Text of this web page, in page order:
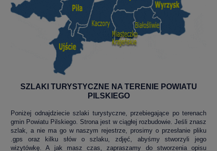
SZLAKI TURYSTYCZNE NA TERENIE POWIATU
PILSKIEGO
Poniżej odnajdziecie szlaki turystyczne, przebiegające po terenach
gmin Powiatu Pilskiego. Strona jest w ciągłej rozbudowie. Jeśli znasz
szlak, a nie ma go w naszym rejestrze, prosimy o przesłanie pliku
.gps oraz kilku słów o szlaku, zdjęć, abyśmy stworzyli jego
wizytówkę. A jak masz czas, zapraszamy do stworzenia opisu